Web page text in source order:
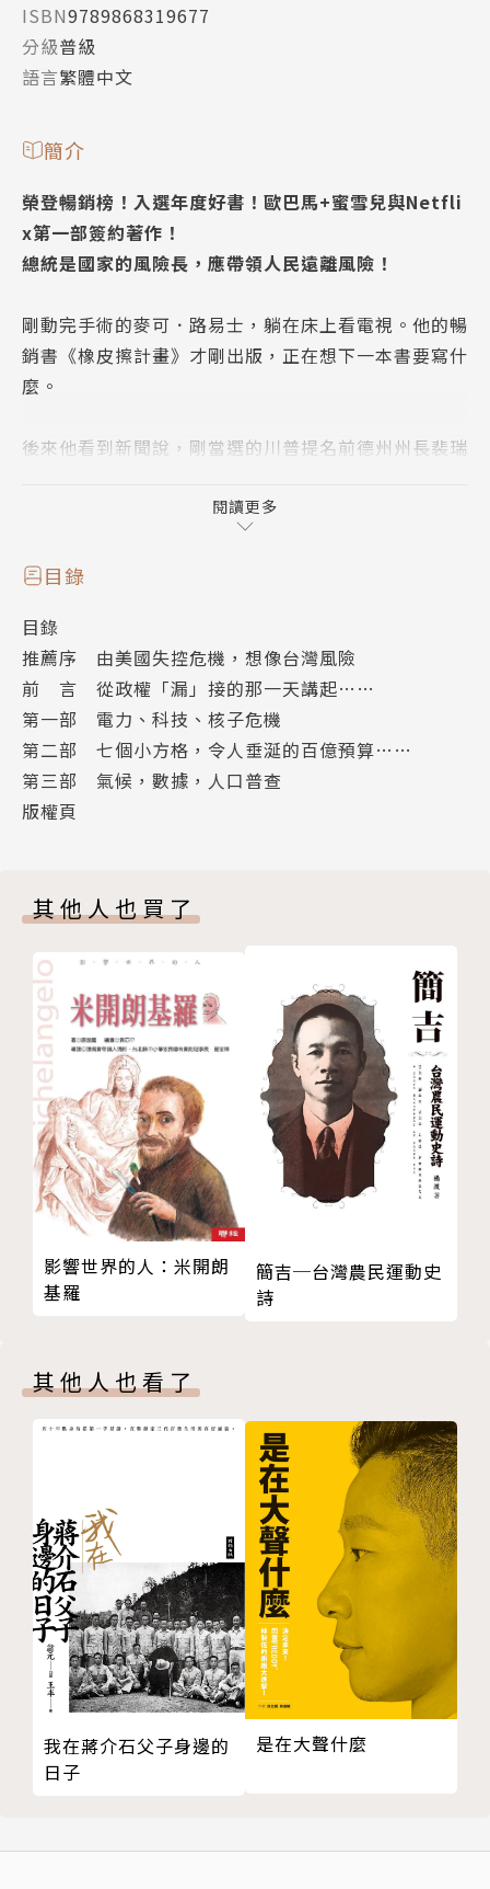
ISBN9789868319677
分級普級
語言繁體中文
簡介
榮登暢銷榜！入選年度好書！歐巴馬+蜜雪兒與Netfli
x第一部簽約著作！
總統是國家的風險長，應帶領人民遠離風險！
剛動完手術的麥可．路易士，躺在床上看電視。他的暢
銷書《橡皮擦計畫》才剛出版，正在想下一本書要寫什
麼。
後來他看到新聞說，剛當選的川普提名前德州州長裴瑞
的？」麥可心想，長這麼大，竟然從沒把政府的功能弄
弄清楚平常這些官員、公務員到底在幹嘛。
他這才發現，原來美國政府機構的實際功能，往往與名
稱並不完全相符。例如「能源部」，最重要的任務其實
並不是什麼顧名思義的制定能源政策，「農業部」絕大
多數的工作內容，也「與農業一點關係也沒有」，至於
常常見報的「商務部」，你可能以為就像我們的經濟
做，但基層公務員長期默默堅守在崗位上，維持政府運
轉、保護國家安全、發布天災預警，卻不為你我所關
注。我們通常只有在公務員出了紕漏、或是鬧了什麼醜
聞，才會注意到他們的存在，但麥可．路易士書中寫
道：核子武器不會落入壞人之手、弱勢孩子有營養午餐
可吃、龍捲風來臨前的警報聲會響起，全都得歸功於最
基層的公務員。
顯然，川普還不明白這一點。麥可．路易士的調查發
現，川普政府打從政權交接開始，就沒有認真重視公務
員的貢獻，要嘛完全不辦理交接，要嘛找一些有爭議的
角色去接管重要的部門。麥可．路易士與多位資深官員
密切相關的部門──能源部、農業部與商務部，寫成了
《第五風暴》。
透過這三個故事，他帶領我們一窺美國政府內幕，換個
角度理解全球政治與經濟風險。無論是天災、金融危機
或戰爭，「總統是國家的風險長，應該負責帶領國家遠
離風險」書中說，但如今，這位風險長卻成了讓百姓陷
入風暴威脅中的人。
英文版上市時，歐巴馬與蜜雪兒正好在籌備一家製片公
司，計畫與Netflix合作。讀了這本書，歐巴馬很快就
決定要買下《第五風暴》的版權，打算以書中一系列有
趣的故事為素材，讓觀眾明白政府的運作，從你我吃的
食物到搭的飛機，看看公務員們如何改善人民生活、保
「川普不是重點，」麥可．路易士說：「他不是因，是
閱讀更多
目錄
目錄
推薦序 由美國失控危機，想像台灣風險
前 言 從政權「漏」接的那一天講起……
第一部 電力、科技、核子危機
第二部 七個小方格，令人垂涎的百億預算……
第三部 氣候，數據，人口普查
版權頁
其他人也買了
影響世界的人：米開朗
基羅
簡吉─台灣農民運動史
詩
其他人也看了
我在蔣介石父子身邊的
日子
是在大聲什麼